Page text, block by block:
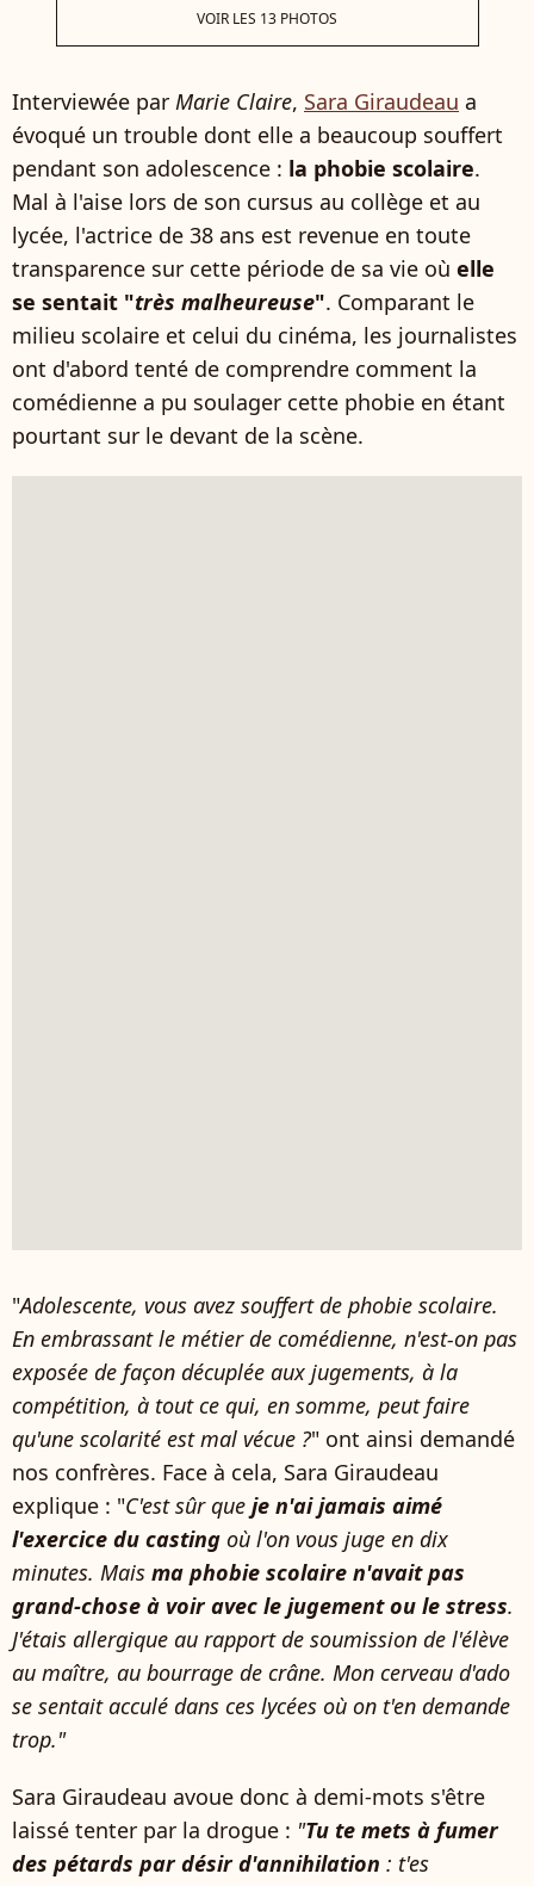
VOIR LES 13 PHOTOS
Interviewée par Marie Claire, Sara Giraudeau a
évoqué un trouble dont elle a beaucoup souffert
pendant son adolescence : la phobie scolaire.
Mal à l'aise lors de son cursus au collège et au
lycée, l'actrice de 38 ans est revenue en toute
transparence sur cette période de sa vie où elle
se sentait "très malheureuse". Comparant le
milieu scolaire et celui du cinéma, les journalistes
ont d'abord tenté de comprendre comment la
comédienne a pu soulager cette phobie en étant
pourtant sur le devant de la scène.
"Adolescente, vous avez souffert de phobie scolaire.
En embrassant le métier de comédienne, n'est-on pas
exposée de façon décuplée aux jugements, à la
compétition, à tout ce qui, en somme, peut faire
qu'une scolarité est mal vécue ?" ont ainsi demandé
nos confrères. Face à cela, Sara Giraudeau
explique : "C'est sûr que je n'ai jamais aimé
l'exercice du casting où l'on vous juge en dix
minutes. Mais ma phobie scolaire n'avait pas
grand-chose à voir avec le jugement ou le stress.
J'étais allergique au rapport de soumission de l'élève
au maître, au bourrage de crâne. Mon cerveau d'ado
se sentait acculé dans ces lycées où on t'en demande
trop."
Sara Giraudeau avoue donc à demi-mots s'être
laissé tenter par la drogue : "Tu te mets à fumer
des pétards par désir d'annihilation : t'es